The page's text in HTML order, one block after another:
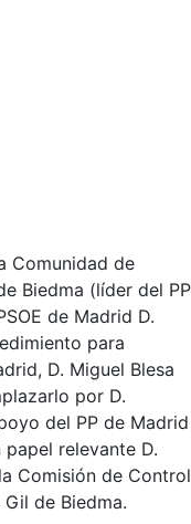
Comunidad de
Biedma (líder del PP
de Madrid D.
para
D. Miguel Blesa
por D.
del PP de Madrid
relevante D.
Comisión de Control
de Biedma.